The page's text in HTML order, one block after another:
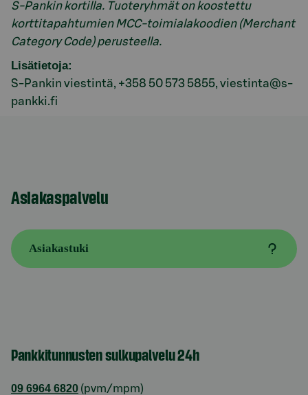
S-Pankin kortilla. Tuoteryhmät on koostettu
korttitapahtumien MCC-toimialakoodien (Merchant
Category Code) perusteella.
Lisätietoja:
S-Pankin viestintä, +358 50 573 5855, viestinta@s-
pankki.fi
Asiakaspalvelu
Asiakastuki
Pankkitunnusten sulkupalvelu 24h
09 6964 6820 (pvm/mpm)